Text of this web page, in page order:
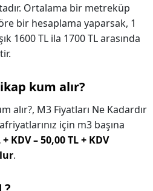
Ortalama bir metreküp
bir hesaplama yaparsak, 1
1600 TL ila 1700 TL arasında
kum alır?
alır?, M3 Fiyatları Ne Kadardır
için m3 başına
KDV – 50,00 TL + KDV
.